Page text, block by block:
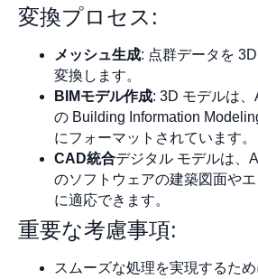
変換プロセス:
メッシュ生成: 点群データを
変換します。
BIMモデル作成: 3D モデルは
の Building Information
にフォーマットされています。
CAD統合デジタル モデルは、
のソフトウェアの建築図面や
に適応できます。
重要な考慮事項:
スムーズな処理を実現するた